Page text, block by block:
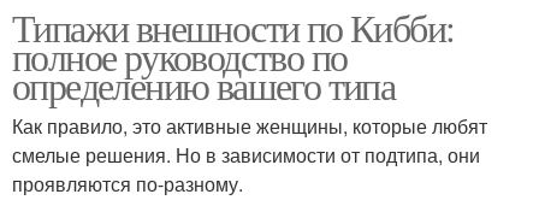
Типажи внешности по Кибби:
полное руководство по
определению вашего типа
Как правило, это активные женщины, которые любят
смелые решения. Но в зависимости от подтипа, они
проявляются по-разному.